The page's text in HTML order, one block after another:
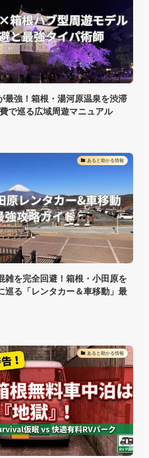
最強！箱根・湯河原温泉を渋滞
で巡る広域周遊マニュアル
あると助かる情報
雑を完全回避！箱根・小田原を
巡る「レンタカー＆車移動」最
あると助かる情報